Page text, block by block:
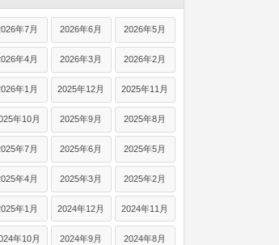
年7月 2026年6月 2026年5月
年4月 2026年3月 2026年2月
年1月 2025年12月 2025年11月
年10月 2025年9月 2025年8月
年7月 2025年6月 2025年5月
年4月 2025年3月 2025年2月
年1月 2024年12月 2024年11月
年10月 2024年9月 2024年8月